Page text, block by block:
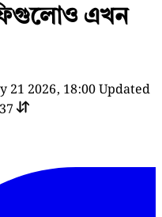
এখন
21 2026, 18:00Updated